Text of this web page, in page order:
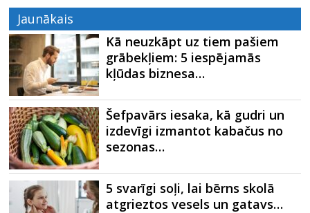
Jaunākais
Kā neuzkāpt uz tiem pašiem
grābekļiem: 5 iespējamās
kļūdas biznesa…
Šefpavārs iesaka, kā gudri un
izdevīgi izmantot kabačus no
sezonas…
5 svarīgi soļi, lai bērns skolā
atgrieztos vesels un gatavs…